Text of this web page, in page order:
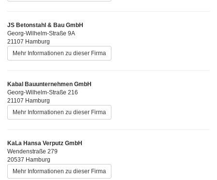
JS Betonstahl & Bau GmbH
Georg-Wilhelm-Straße 9A
21107 Hamburg
Mehr Informationen zu dieser Firma
Kabal Bauunternehmen GmbH
Georg-Wilhelm-Straße 216
21107 Hamburg
Mehr Informationen zu dieser Firma
KaLa Hansa Verputz GmbH
Wendenstraße 279
20537 Hamburg
Mehr Informationen zu dieser Firma